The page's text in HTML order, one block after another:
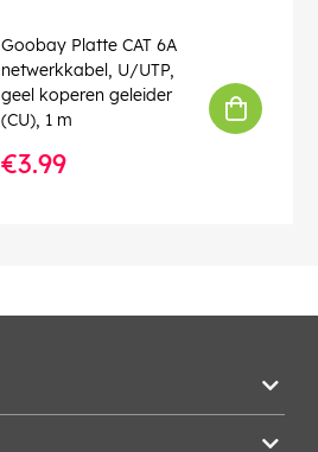
Goobay Platte CAT 6A
netwerkkabel, U/UTP,
geel koperen geleider
(CU), 1 m
€3.99